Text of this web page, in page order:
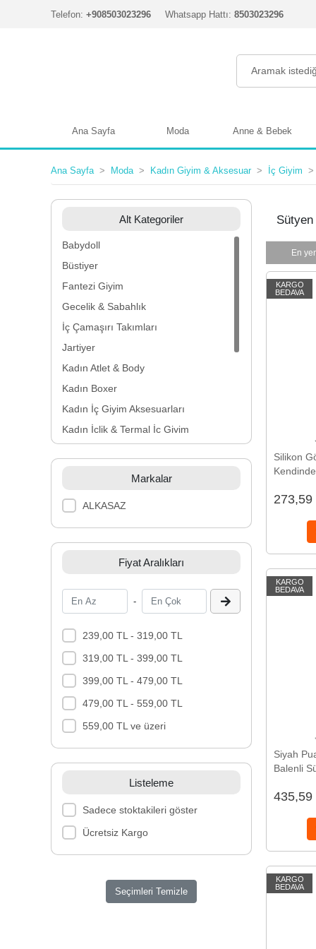
Telefon: +908503023296 Whatsapp Hattı: 8503023296
Ana Sayfa Moda Anne & Bebek
Ana Sayfa Moda Kadın Giyim & Aksesuar İç Giyim
Alt Kategoriler
Babydoll
Büstiyer
Fantezi Giyim
Gecelik & Sabahlık
İç Çamaşırı Takımları
Jartiyer
Kadın Atlet & Body
Kadın Boxer
Kadın İç Giyim Aksesuarları
Kadın İçlik & Termal İç Giyim
Kombinezon
String
Markalar
ALKASAZ
Fiyat Aralıkları
-
239,00 TL - 319,00 TL
319,00 TL - 399,00 TL
399,00 TL - 479,00 TL
479,00 TL - 559,00 TL
559,00 TL ve üzeri
Listeleme
Sadece stoktakileri göster
Ücretsiz Kargo
Seçimleri Temizle
Sütyen
En
KARGO
BEDAVA
Silikon
273,59
KARGO
BEDAVA
Siyah
Balenli
435,59
KARGO
BEDAVA